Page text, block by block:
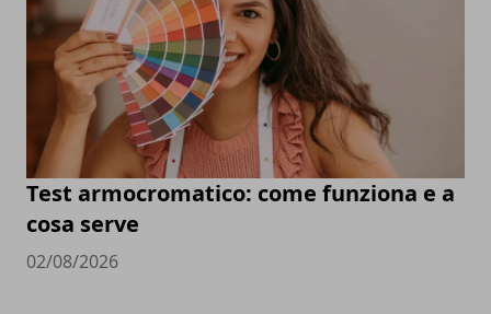
Test armocromatico: come funziona e a
cosa serve
02/08/2026